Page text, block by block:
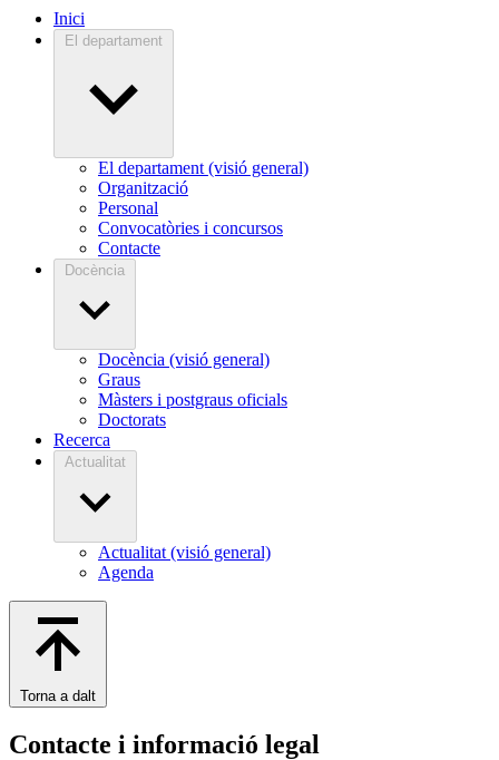
Inici
El departament
El departament (visió general)
Organització
Personal
Convocatòries i concursos
Contacte
Docència
Docència (visió general)
Graus
Màsters i postgraus oficials
Doctorats
Recerca
Actualitat
Actualitat (visió general)
Agenda
Torna a dalt
Contacte i informació legal